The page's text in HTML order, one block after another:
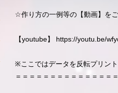
☆作り方の一例等の【動画】を
【youtube】 https://youtu.be/
※ここではデータを反転プリント
＝＝＝＝＝＝＝＝＝＝＝＝＝＝